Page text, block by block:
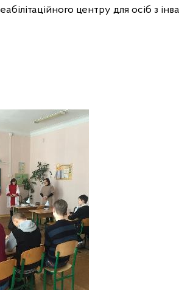
центру для осіб з